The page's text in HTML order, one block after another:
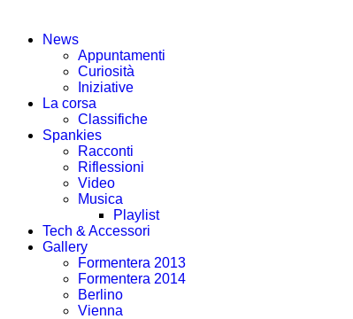
News
Appuntamenti
Curiosità
Iniziative
La corsa
Classifiche
Spankies
Racconti
Riflessioni
Video
Musica
Playlist
Tech & Accessori
Gallery
Formentera 2013
Formentera 2014
Berlino
Vienna